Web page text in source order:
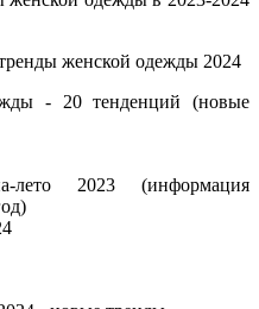
женской одежды 2024
- 20 тенденций (новые
лето 2023 (информация